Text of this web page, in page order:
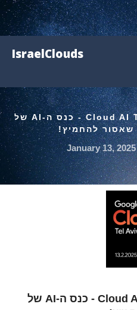
IsraelClouds
הצטרפו אלינו ל-Cloud AI Tel Aviv - כנס ה-AI של
January 13, 2025
הצטרפו אלינו ל-Cloud AI Tel Aviv - כנס ה-AI של